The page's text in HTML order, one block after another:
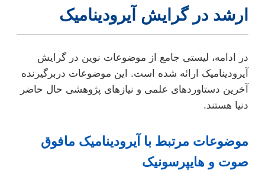
ارشد در گرایش آیرودینامیک
در ادامه، لیستی جامع از موضوعات نوین در گرایش
آیرودینامیک ارائه شده است. این موضوعات دربرگیرنده
آخرین دستاوردهای علمی و نیازهای پژوهشی حال حاضر
دنیا هستند.
موضوعات مرتبط با آیرودینامیک مافوق
صوت و هایپرسونیک